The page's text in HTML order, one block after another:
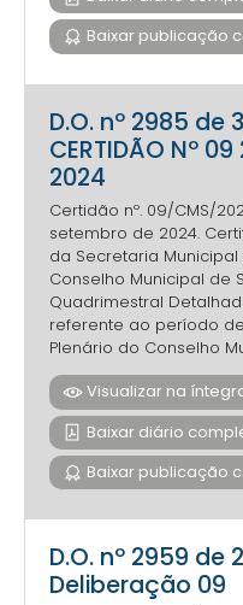
Baixar publicação
D.O. nº 2985
CERTIDÃO Nº
2024
Certidão nº. 09/CMS/
setembro de 2024.
da Secretaria Municipal
Conselho Municipal de
Quadrimestral
referente ao período
Plenário do Conselho
Visualizar na
Baixar diário
Baixar publicação
D.O. nº 2959
Deliberação 09